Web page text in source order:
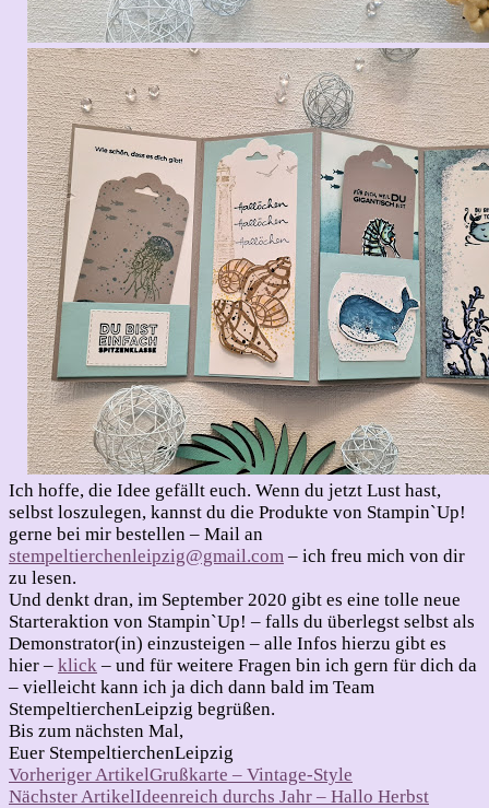
Ich hoffe, die Idee gefällt euch. Wenn du jetzt Lust hast,
selbst loszulegen, kannst du die Produkte von Stampin`Up!
gerne bei mir bestellen – Mail an
stempeltierchenleipzig@gmail.com – ich freu mich von dir
zu lesen.
Und denkt dran, im September 2020 gibt es eine tolle neue
Starteraktion von Stampin`Up! – falls du überlegst selbst als
Demonstrator(in) einzusteigen – alle Infos hierzu gibt es
hier – klick – und für weitere Fragen bin ich gern für dich da
– vielleicht kann ich ja dich dann bald im Team
StempeltierchenLeipzig begrüßen.
Bis zum nächsten Mal,
Euer StempeltierchenLeipzig
Beitragsnavigation
Vorheriger ArtikelGrußkarte – Vintage-Style
Nächster ArtikelIdeenreich durchs Jahr – Hallo Herbst